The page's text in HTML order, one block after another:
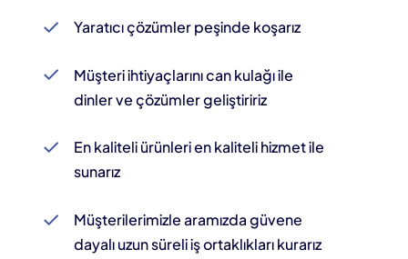
Yaratıcı çözümler peşinde koşarız
Müşteri ihtiyaçlarını can kulağı ile
dinler ve çözümler geliştiririz
En kaliteli ürünleri en kaliteli hizmet ile
sunarız
Müşterilerimizle aramızda güvene
dayalı uzun süreli iş ortaklıkları kurarız